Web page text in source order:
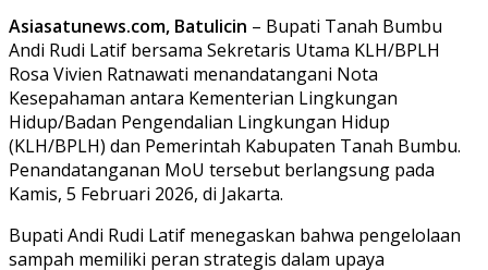
Share
Asiasatunews.com, Batulicin – Bupati Tanah Bumbu
Andi Rudi Latif bersama Sekretaris Utama KLH/BPLH
Rosa Vivien Ratnawati menandatangani Nota
Kesepahaman antara Kementerian Lingkungan
Hidup/Badan Pengendalian Lingkungan Hidup
(KLH/BPLH) dan Pemerintah Kabupaten Tanah Bumbu.
Penandatanganan MoU tersebut berlangsung pada
Kamis, 5 Februari 2026, di Jakarta.
Bupati Andi Rudi Latif menegaskan bahwa pengelolaan
sampah memiliki peran strategis dalam upaya